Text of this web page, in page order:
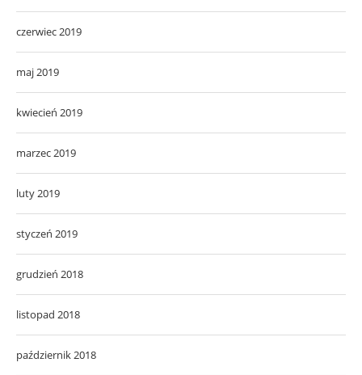
czerwiec 2019
maj 2019
kwiecień 2019
marzec 2019
luty 2019
styczeń 2019
grudzień 2018
listopad 2018
październik 2018